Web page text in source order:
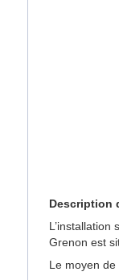
Description
L’installation
Grenon est
Le moyen de